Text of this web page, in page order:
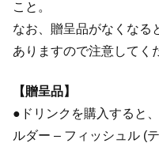
こと。
なお、贈呈品がなくなる
ありますので注意してく
【贈呈品】
●ドリンクを購入すると
ルダー – フィッシュル (